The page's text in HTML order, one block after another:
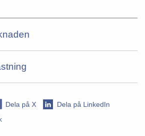
Dela på X
Dela på LinkedIn